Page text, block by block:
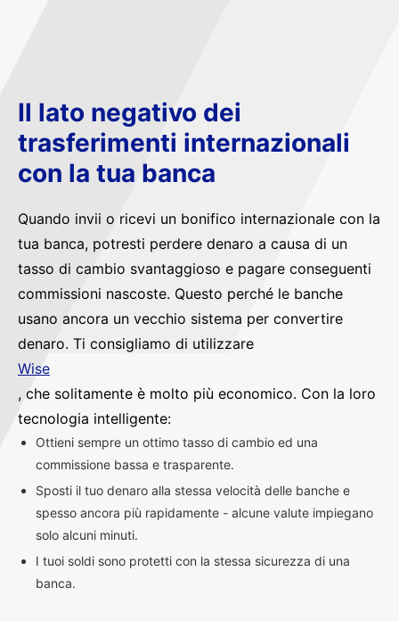
Il lato negativo dei
trasferimenti internazionali
con la tua banca
Quando invii o ricevi un bonifico internazionale con la
tua banca, potresti perdere denaro a causa di un
tasso di cambio svantaggioso e pagare conseguenti
commissioni nascoste. Questo perché le banche
usano ancora un vecchio sistema per convertire
denaro. Ti consigliamo di utilizzare
Wise
, che solitamente è molto più economico. Con la loro
tecnologia intelligente:
Ottieni sempre un ottimo tasso di cambio ed una
commissione bassa e trasparente.
Sposti il tuo denaro alla stessa velocità delle banche e
spesso ancora più rapidamente - alcune valute impiegano
solo alcuni minuti.
I tuoi soldi sono protetti con la stessa sicurezza di una
banca.